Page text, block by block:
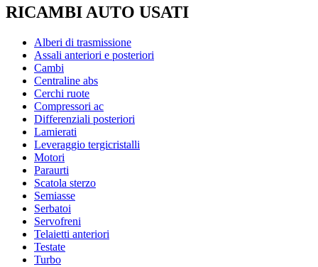
RICAMBI AUTO USATI
Alberi di trasmissione
Assali anteriori e posteriori
Cambi
Centraline abs
Cerchi ruote
Compressori ac
Differenziali posteriori
Lamierati
Leveraggio tergicristalli
Motori
Paraurti
Scatola sterzo
Semiasse
Serbatoi
Servofreni
Telaietti anteriori
Testate
Turbo